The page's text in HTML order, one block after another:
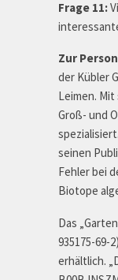
Frage 11:
Zur
der Kübler
Leimen.
Groß- und
spezialisiert.
seinen
Fehler bei
Biotope
Das
935175-69-
erhältlich.